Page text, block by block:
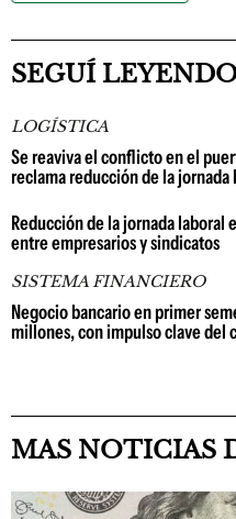
SEGUÍ
LOGÍSTICA
Se reaviva el conflicto en el
reclama reducción de la
Reducción de la jornada laboral
entre empresarios y sindicatos
SISTEMA FINANCIERO
Negocio bancario en primer
millones, con impulso clave del
MAS NOTICIAS